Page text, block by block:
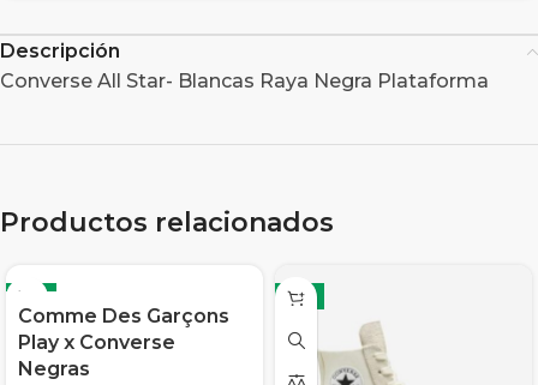
Descripción
Converse All Star- Blancas Raya Negra Plataforma
Productos relacionados
-11%
Comme Des Garçons
Play x Converse
Negras
-6%